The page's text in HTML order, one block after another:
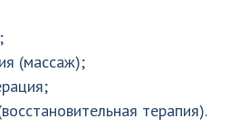
(массаж);
терапия).